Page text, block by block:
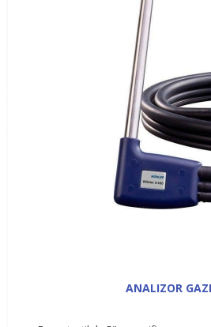
ANALIZOR